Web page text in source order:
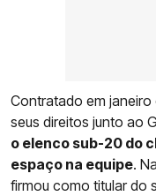
Contratado em
seus direitos junto ao
o elenco sub-20 do
espaço na equipe.
firmou como titular do